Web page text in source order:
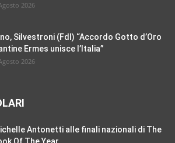
2026
Silvestroni (FdI) “Accordo Gotto d’Oro
Ermes unisce l’Italia”
2026
Antonetti alle finali nazionali di The